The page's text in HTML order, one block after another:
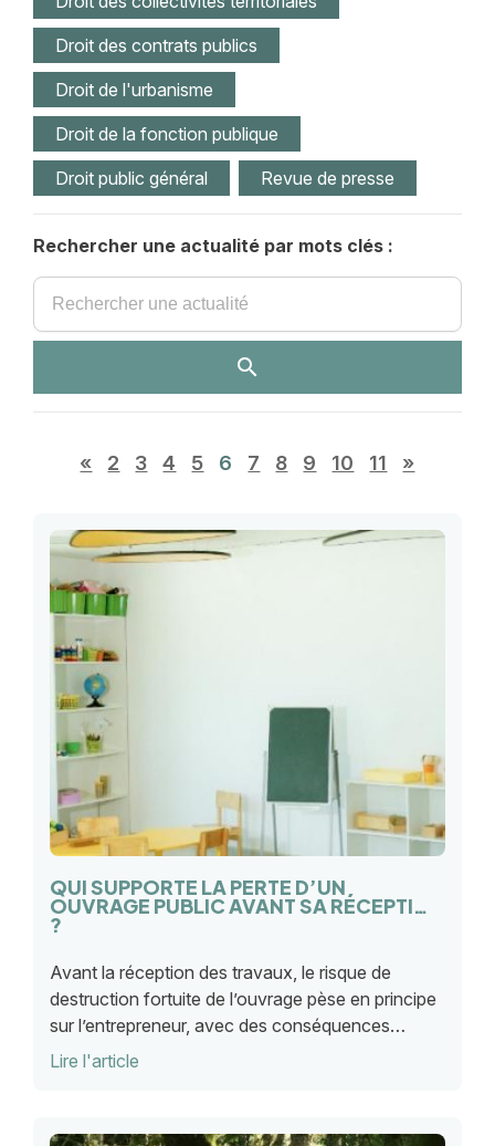
Droit des contrats publics
Droit de l'urbanisme
Droit de la fonction publique
Droit public général
Revue de presse
Rechercher une actualité par mots clés :
« 2 3 4 5 6 7 8 9 10 11 »
QUI SUPPORTE LA PERTE D’UN
OUVRAGE PUBLIC AVANT SA RÉCEPTION
?
Avant la réception des travaux, le risque de
destruction fortuite de l’ouvrage pèse en principe
sur l’entrepreneur, avec des conséquences
financières importantes pour les entreprises, ainsi
Lire l'article